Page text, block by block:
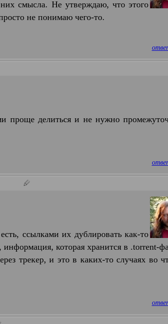
смысла. Не утверждаю, что этого
не понимаю чего-то.
проще делиться и не нужно
ссылками их дублировать как-то
которая хранится в .torrent-
трекер, и это в каких-то случаях во